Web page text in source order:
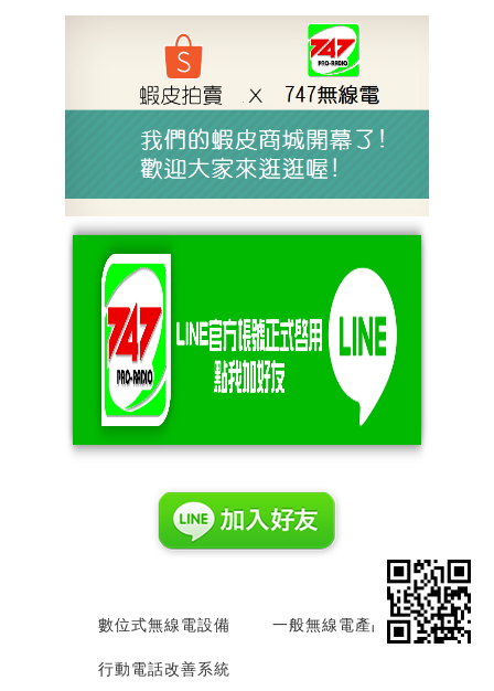
數位式無線電設備 一般無線電產品
行動電話改善系統